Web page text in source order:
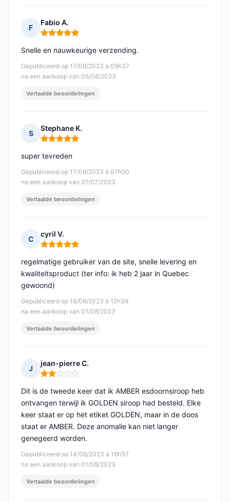
F
Fabio A.
Opmerking: 5 van 5
Gepubliceerd op 17/08/2023 à 09h37
na een aankoop van 05/08/2023
Snelle en nauwkeurige verzending.
Vertaalde beoordelingen
S
Stephane K.
Opmerking: 5 van 5
Gepubliceerd op 17/08/2023 à 07h50
na een aankoop van 31/07/2023
super tevreden
Vertaalde beoordelingen
C
cyril V.
Opmerking: 5 van 5
Gepubliceerd op 16/08/2023 à 12h39
na een aankoop van 01/08/2023
regelmatige gebruiker van de site, snelle levering en
kwaliteitsproduct (ter info: ik heb 2 jaar in Quebec
gewoond)
Vertaalde beoordelingen
J
jean-pierre C.
Opmerking: 2 van 5
Gepubliceerd op 14/08/2023 à 16h37
na een aankoop van 01/08/2023
Dit is de tweede keer dat ik AMBER esdoornsiroop heb
ontvangen terwijl ik GOLDEN siroop had besteld. Elke
keer staat er op het etiket GOLDEN, maar in de doos
staat er AMBER. Deze anomalie kan niet langer
genegeerd worden.
Vertaalde beoordelingen